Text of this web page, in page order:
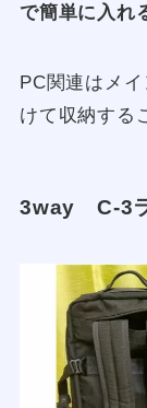
で簡単に入れ
PC関連はメ
けて収納する
3way C-3